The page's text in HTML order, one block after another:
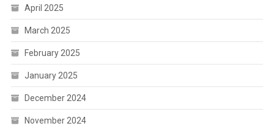
April 2025
March 2025
February 2025
January 2025
December 2024
November 2024